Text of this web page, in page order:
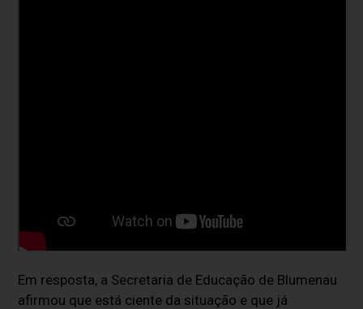
Em resposta, a Secretaria de Educação de Blumenau
afirmou que está ciente da situação e que já